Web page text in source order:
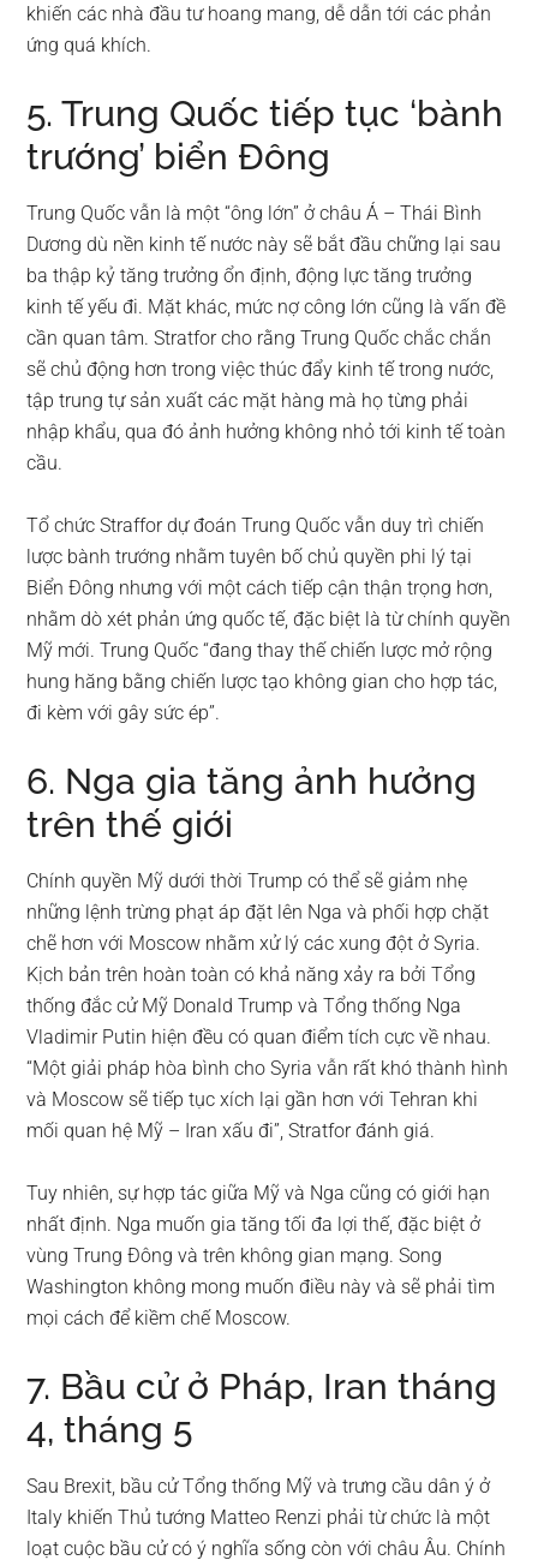
khiến các nhà đầu tư hoang mang, dễ dẫn tới các phản
ứng quá khích.
5. Trung Quốc tiếp tục ‘bành
trướng’ biển Đông
Trung Quốc vẫn là một “ông lớn” ở châu Á – Thái Bình
Dương dù nền kinh tế nước này sẽ bắt đầu chững lại sau
ba thập kỷ tăng trưởng ổn định, động lực tăng trưởng
kinh tế yếu đi. Mặt khác, mức nợ công lớn cũng là vấn đề
cần quan tâm. Stratfor cho rằng Trung Quốc chắc chắn
sẽ chủ động hơn trong việc thúc đẩy kinh tế trong nước,
tập trung tự sản xuất các mặt hàng mà họ từng phải
nhập khẩu, qua đó ảnh hưởng không nhỏ tới kinh tế toàn
cầu.
Tổ chức Straffor dự đoán Trung Quốc vẫn duy trì chiến
lược bành trướng nhằm tuyên bố chủ quyền phi lý tại
Biển Đông nhưng với một cách tiếp cận thận trọng hơn,
nhằm dò xét phản ứng quốc tế, đặc biệt là từ chính quyền
Mỹ mới. Trung Quốc “đang thay thế chiến lược mở rộng
hung hăng bằng chiến lược tạo không gian cho hợp tác,
đi kèm với gây sức ép”.
6. Nga gia tăng ảnh hưởng
trên thế giới
Chính quyền Mỹ dưới thời Trump có thể sẽ giảm nhẹ
những lệnh trừng phạt áp đặt lên Nga và phối hợp chặt
chẽ hơn với Moscow nhằm xử lý các xung đột ở Syria.
Kịch bản trên hoàn toàn có khả năng xảy ra bởi Tổng
thống đắc cử Mỹ Donald Trump và Tổng thống Nga
Vladimir Putin hiện đều có quan điểm tích cực về nhau.
“Một giải pháp hòa bình cho Syria vẫn rất khó thành hình
và Moscow sẽ tiếp tục xích lại gần hơn với Tehran khi
mối quan hệ Mỹ – Iran xấu đi”, Stratfor đánh giá.
Tuy nhiên, sự hợp tác giữa Mỹ và Nga cũng có giới hạn
nhất định. Nga muốn gia tăng tối đa lợi thế, đặc biệt ở
vùng Trung Đông và trên không gian mạng. Song
Washington không mong muốn điều này và sẽ phải tìm
mọi cách để kiềm chế Moscow.
7. Bầu cử ở Pháp, Iran tháng
4, tháng 5
Sau Brexit, bầu cử Tổng thống Mỹ và trưng cầu dân ý ở
Italy khiến Thủ tướng Matteo Renzi phải từ chức là một
loạt cuộc bầu cử có ý nghĩa sống còn với châu Âu. Chính